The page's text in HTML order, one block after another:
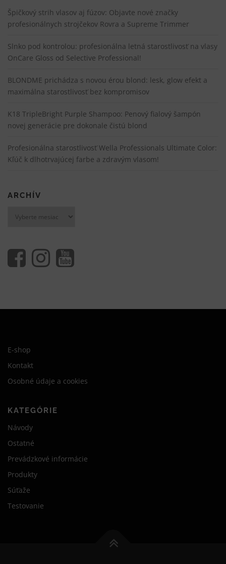
Špičkový strih vlasov aj fúzov: Objavte nové značky
profesionálnych strojčekov Rovra a Supreme Trimmer
Slnko pod kontrolou: profesionálna letná starostlivosť na vlasy
OnCare Gloss od Selective Professional!
BLONDME prichádza s novou érou blond: lesk, glow efekt a
maximálna starostlivosť bez kompromisov
K18 TripleBright Purple Shampoo: Penový fialový šampón
novej generácie pre dokonale čistú blond
Profesionálna starostlivosť Wella Professionals Ultimate Color:
Kľúč k dlhotrvajúcej farbe a zdravým vlasom!
ARCHÍV
E-shop
Kontakt
Osobné údaje a cookies
KATEGÓRIE
Návody
Ostatné
Prevádzkové informácie
Produkty
Súťaže
Testovanie